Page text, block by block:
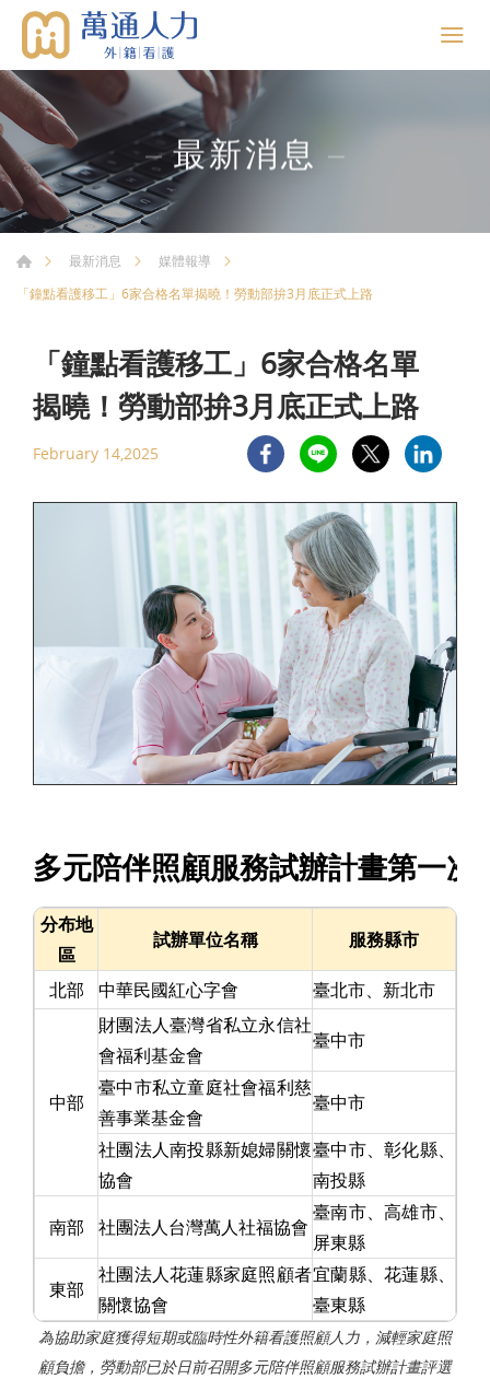
最新消息
最新消息
媒體報導
「鐘點看護移工」6家合格名單揭曉！勞動部拚3月底正式上路
「鐘點看護移工」6家合格名單
揭曉！勞動部拚3月底正式上路
February 14,2025
多元陪伴照顧服務試辦計畫第一次
分布地
區
試辦單位名稱 服務縣市
北部 中華民國紅心字會 臺北市、新北市
中部
財團法人臺灣省私立永信社
會福利基金會
臺中市
臺中市私立童庭社會福利慈
善事業基金會
臺中市
社團法人南投縣新媳婦關懷
協會
臺中市、彰化縣、
南投縣
南部 社團法人台灣萬人社福協會
臺南市、高雄市、
屏東縣
東部
社團法人花蓮縣家庭照顧者
關懷協會
宜蘭縣、花蓮縣、
臺東縣
為協助家庭獲得短期或臨時性外籍看護照顧人力，減輕家庭照
顧負擔，勞動部已於日前召開多元陪伴照顧服務試辦計畫評選